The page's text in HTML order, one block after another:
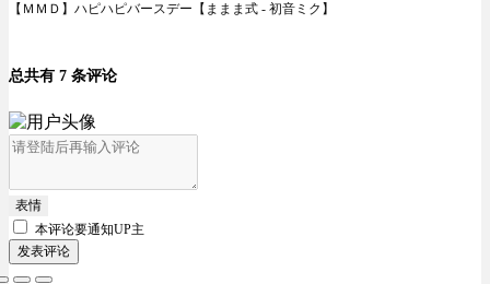
【ＭＭＤ】ハピハピバースデー【ままま式 - 初音ミク】
总共有 7 条评论
表情
本评论要通知UP主
发表评论